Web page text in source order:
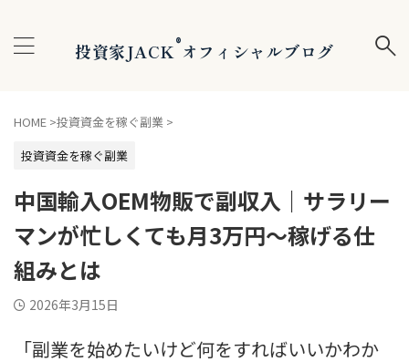
投資家JACK®オフィシャルブログ
HOME >投資資金を稼ぐ副業 >
投資資金を稼ぐ副業
中国輸入OEM物販で副収入｜サラリー
マンが忙しくても月3万円〜稼げる仕
組みとは
2026年3月15日
「副業を始めたいけど何をすればいいかわか